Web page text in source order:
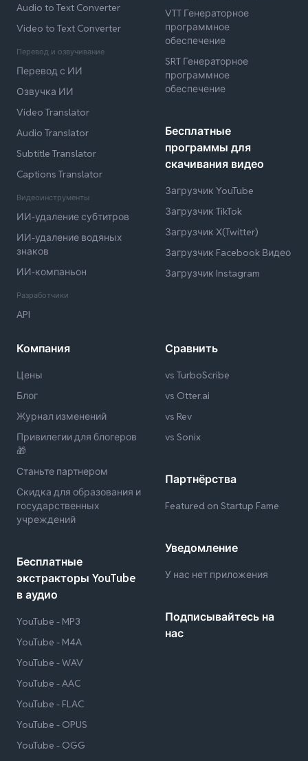
Audio to Text Converter
Video to Text Converter
Перевод и озвучивание
Перевод с ИИ
Озвучка ИИ
Video Translator
Audio Translator
Subtitle Translator
Captions Translator
Видеоинструменты
ИИ-удаление субтитров
ИИ-удаление водяных
знаков
ИИ-компаньон
Разработчики
API
VTT Генераторное
программное
обеспечение
SRT Генераторное
программное
обеспечение
Бесплатные
программы для
скачивания видео
Загрузчик YouTube
Загрузчик TikTok
Загрузчик X(Twitter)
Загрузчик Facebook Видео
Загрузчик Instagram
Компания
Цены
Блог
Журнал изменений
Привилегии для блогеров
🎁
Станьте партнером
Скидка для образования и
государственных
учреждений
Бесплатные
экстракторы YouTube
в аудио
YouTube - MP3
YouTube - M4A
YouTube - WAV
YouTube - AAC
YouTube - FLAC
YouTube - OPUS
YouTube - OGG
Сравнить
vs TurboScribe
vs Otter.ai
vs Rev
vs Sonix
Партнёрства
Featured on Startup Fame
Уведомление
У нас нет приложения
Подписывайтесь на
нас